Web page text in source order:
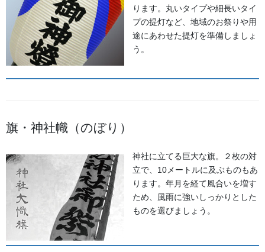
ります。丸いタイプや細長いタイ
プの提灯など、地域のお祭りや用
途にあわせた提灯を準備しましょ
う。
旗・神社幟（のぼり）
神社に立てる巨大な旗。２枚の対
立で、10メートルに及ぶものもあ
ります。年月を経て風合いを増す
ため、風雨に強いしっかりとした
ものを選びましょう。